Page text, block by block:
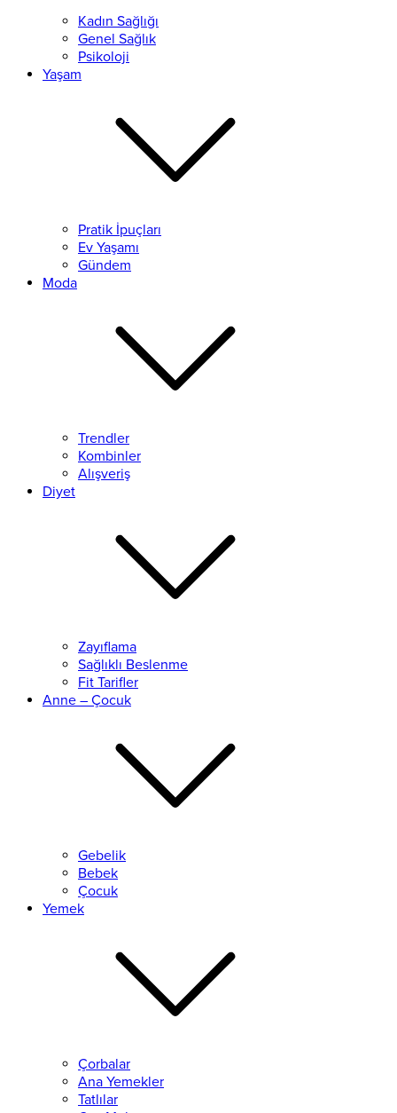
Kadın Sağlığı
Genel Sağlık
Psikoloji
Yaşam
Pratik İpuçları
Ev Yaşamı
Gündem
Moda
Trendler
Kombinler
Alışveriş
Diyet
Zayıflama
Sağlıklı Beslenme
Fit Tarifler
Anne – Çocuk
Gebelik
Bebek
Çocuk
Yemek
Çorbalar
Ana Yemekler
Tatlılar